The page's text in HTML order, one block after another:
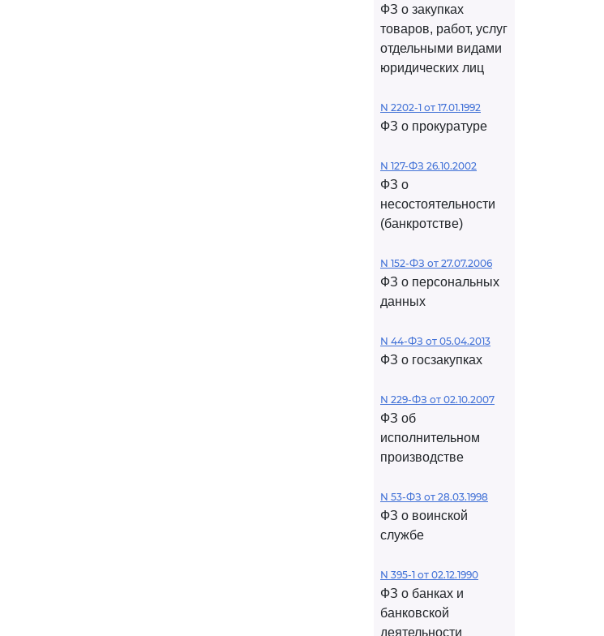
ФЗ о закупках
товаров, работ, услуг
отдельными видами
юридических лиц
N 2202-1 от 17.01.1992
ФЗ о прокуратуре
N 127-ФЗ 26.10.2002
ФЗ о
несостоятельности
(банкротстве)
N 152-ФЗ от 27.07.2006
ФЗ о персональных
данных
N 44-ФЗ от 05.04.2013
ФЗ о госзакупках
N 229-ФЗ от 02.10.2007
ФЗ об
исполнительном
производстве
N 53-ФЗ от 28.03.1998
ФЗ о воинской
службе
N 395-1 от 02.12.1990
ФЗ о банках и
банковской
деятельности